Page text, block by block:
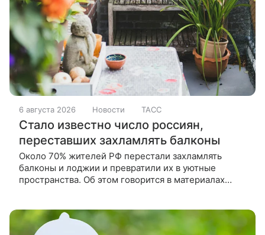
6 августа 2026 Новости ТАСС
Стало известно число россиян,
переставших захламлять балконы
Около 70% жителей РФ перестали захламлять
балконы и лоджии и превратили их в уютные
пространства. Об этом говорится в материалах